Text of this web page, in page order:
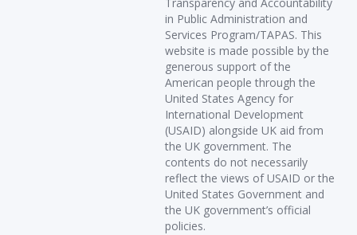
in Public Administration and
Services Program/TAPAS. This
website is made possible by the
generous support of the
American people through the
United States Agency for
International Development
(USAID) alongside UK aid from
the UK government. The
contents do not necessarily
reflect the views of USAID or the
United States Government and
the UK government’s official
policies.